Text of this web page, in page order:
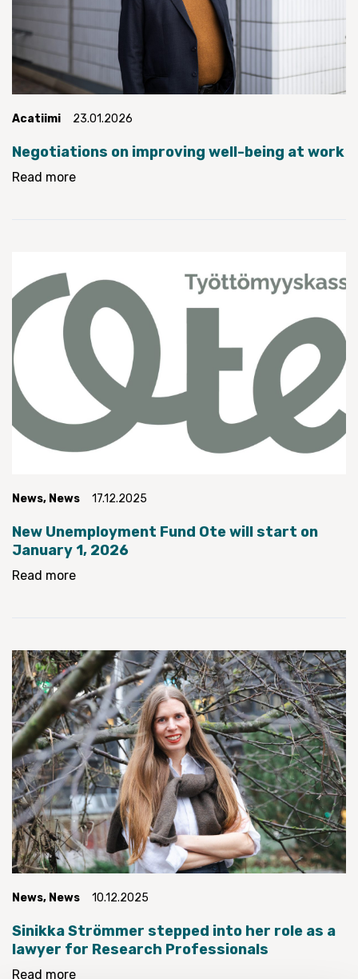
Acatiimi 23.01.2026
Negotiations on improving well-being at work
Read more
News, News 17.12.2025
New Unemployment Fund Ote will start on
January 1, 2026
Read more
News, News 10.12.2025
Sinikka Strömmer stepped into her role as a
lawyer for Research Professionals
Read more